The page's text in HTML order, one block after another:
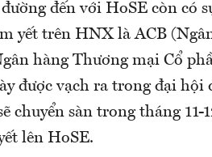
đến với HoSE còn có
yết trên HNX là ACB
hàng Thương mại Cổ
được vạch ra trong đại hội
chuyển sàn trong tháng 11-
lên HoSE.